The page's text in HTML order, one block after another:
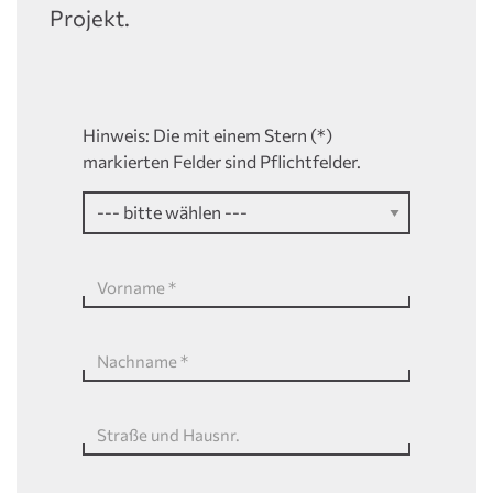
Projekt.
Hinweis: Die mit einem Stern (*)
markierten Felder sind Pflichtfelder.
Vorname *
Nachname *
Straße und Hausnr.